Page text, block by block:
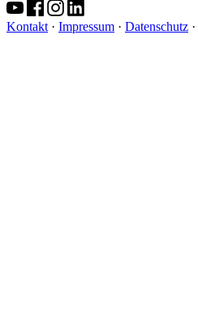
Kontakt · Impressum · Datenschutz ·